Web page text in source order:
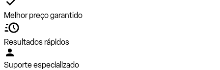
Melhor preço garantido
Resultados rápidos
Suporte especializado